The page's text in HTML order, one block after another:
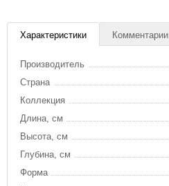
Характеристики Комментарии
Производитель
Страна
Коллекция
Длина, см
Высота, см
Глубина, см
Форма